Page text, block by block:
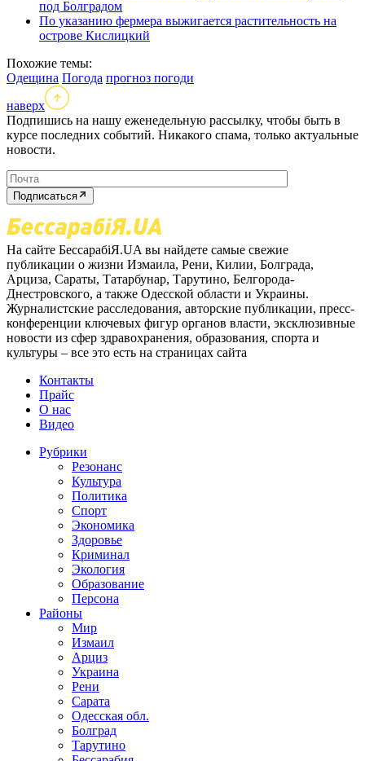
под Болградом
По указанию фермера выжигается растительность на
острове Кислицкий
Похожие темы:
Одещина Погода прогноз погоди
наверх
Подпишись на нашу еженедельную рассылку, чтобы быть в
курсе последних событий. Никакого спама, только актуальные
новости.
Подписаться
На сайте БессарабіЯ.UA вы найдете самые свежие
публикации о жизни Измаила, Рени, Килии, Болграда,
Арциза, Сараты, Татарбунар, Тарутино, Белгорода-
Днестровского, а также Одесской области и Украины.
Журналистские расследования, авторские публикации, пресс-
конференции ключевых фигур органов власти, эксклюзивные
новости из сфер здравохранения, образования, спорта и
культуры – все это есть на страницах сайта
Контакты
Прайс
О нас
Видео
Рубрики
Резонанс
Культура
Политика
Спорт
Экономика
Здоровье
Криминал
Экология
Образование
Персона
Районы
Мир
Измаил
Арциз
Украина
Рени
Сарата
Одесская обл.
Болград
Тарутино